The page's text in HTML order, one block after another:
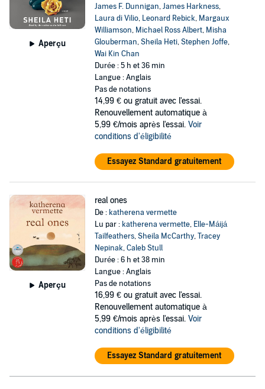
Aperçu
James F. Dunnigan,James Harkness,
Laura di Vilio, Leonard Rebick, Margaux
Williamson, Michael Ross Albert, Misha
Glouberman,Sheila Heti,Stephen Joffe,
Wai Kin Chan
Durée : 5 h et 36 min
Langue : Anglais
Pas de notations
14,99 € ou gratuit avec l'essai.
Renouvellement automatique à
5,99 €/mois après l'essai. Voir
conditions d'éligibilité
Essayez Standard gratuitement
Aperçu
real ones
De : katherena vermette
Lu par : katherena vermette, Elle-Máijá
Tailfeathers,Sheila McCarthy,Tracey
Nepinak,Caleb Stull
Durée : 6 h et 38 min
Langue : Anglais
Pas de notations
16,99 € ou gratuit avec l'essai.
Renouvellement automatique à
5,99 €/mois après l'essai. Voir
conditions d'éligibilité
Essayez Standard gratuitement